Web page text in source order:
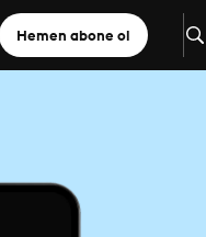
Hemen abone ol